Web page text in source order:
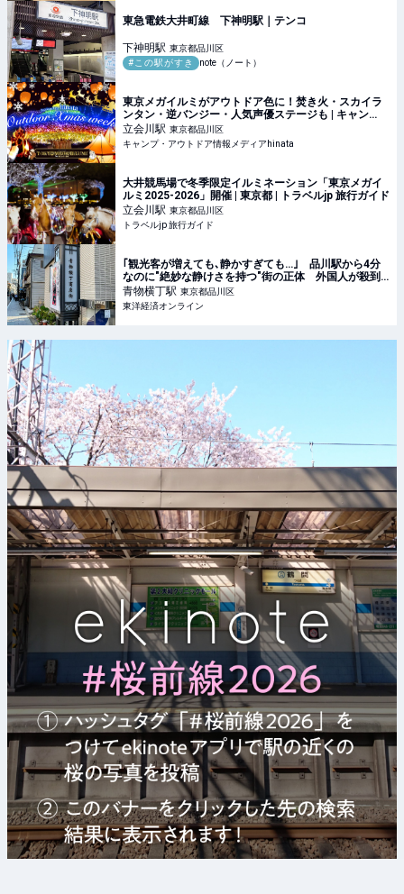
東急電鉄大井町線 下神明駅｜テンコ
下神明駅 東京都品川区
#この駅がすき
note（ノート）
東京メガイルミがアウトドア色に！焚き火・スカイラ
ンタン・逆バンジー・人気声優ステージも | キャン
プ・アウトドア情報メディアhinata
立会川駅 東京都品川区
キャンプ・アウトドア情報メディアhinata
大井競馬場で冬季限定イルミネーション「東京メガイ
ルミ2025-2026」開催 | 東京都 | トラベルjp 旅行ガイド
立会川駅 東京都品川区
トラベルjp 旅行ガイド
｢観光客が増えても､静かすぎても…｣ 品川駅から4分
なのに"絶妙な静けさを持つ"街の正体 外国人が殺到､
密かに人気を集める理由
青物横丁駅 東京都品川区
東洋経済オンライン